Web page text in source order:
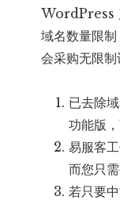
WordPress
域名数量限
会采购无限制
已去除
功能版
易服客
而您只
若只要